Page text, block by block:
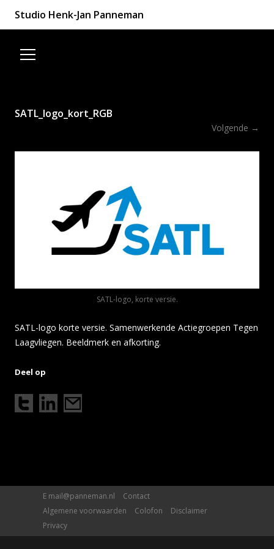
Studio Henk-Jan Panneman
SATL_logo_kort_RGB
Volgende →
SATL-logo, korte versie.
SATL-logo korte versie. Samenwerkende Actiegroepen Tegen
Laagvliegen. Beeldmerk en afkorting.
Deel op
E mail@panneman.nl
Contact
Algemene voorwaarden
Colofon
Disclaimer
Privacy